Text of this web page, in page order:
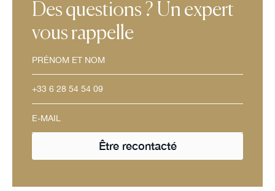
Des questions ? Un expert
vous rappelle